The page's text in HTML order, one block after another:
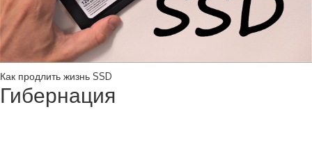
Как продлить жизнь SSD
Гибернация